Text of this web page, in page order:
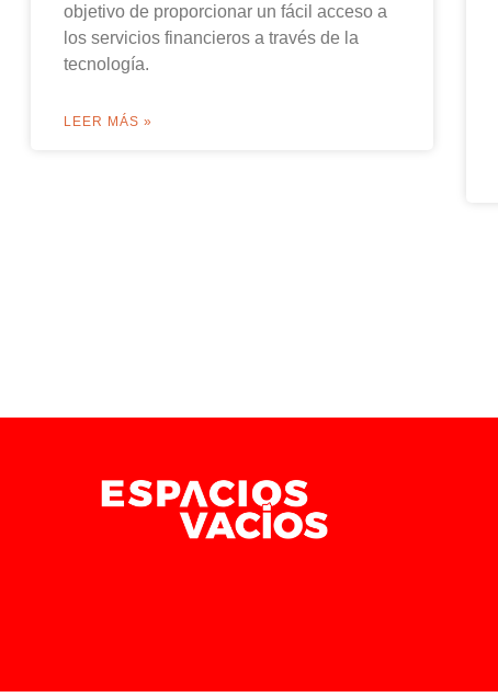
objetivo de proporcionar un fácil acceso a
los servicios financieros a través de la
tecnología.
LEER MÁS »